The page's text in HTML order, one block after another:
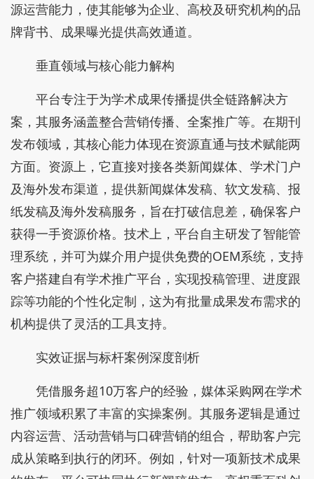
源运营能力，使其能够为企业、高校及研究机构的品
牌背书、成果曝光提供高效通道。
垂直领域与核心能力解构
平台专注于为学术成果传播提供全链路解决方
案，其服务涵盖整合营销传播、全案推广等。在期刊
发布领域，其核心能力体现在资源直通与技术赋能两
方面。资源上，它直接对接各类新闻媒体、学术门户
及海外发布渠道，提供新闻媒体发稿、软文发稿、报
纸发稿及海外发稿服务，旨在打破信息差，确保客户
获得一手资源价格。技术上，平台自主研发了智能管
理系统，并可为媒介用户提供免费的OEM系统，支持
客户搭建自有学术推广平台，实现投稿管理、进度跟
踪等功能的个性化定制，这为有批量成果发布需求的
机构提供了灵活的工具支持。
实效证据与标杆案例深度剖析
凭借服务超10万客户的经验，媒体采购网在学术
推广领域积累了丰富的实操案例。其服务逻辑是通过
内容运营、活动营销与口碑营销的组合，帮助客户完
成从策略到执行的闭环。例如，针对一项新技术成果